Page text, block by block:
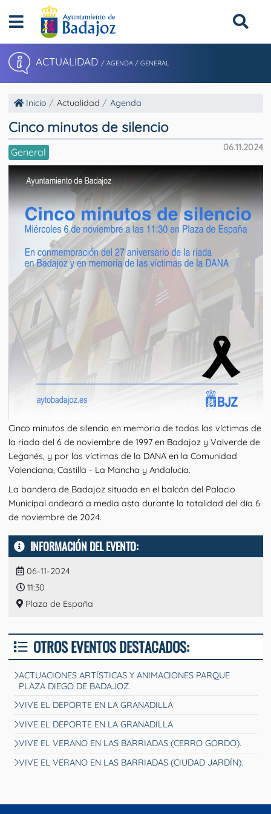
ACTUALIDAD / AGENDA / GENERAL
Inicio Actualidad Agenda
Cinco minutos de silencio
06.11.2024
General
Cinco minutos de silencio en memoria de todas las víctimas de
la riada del 6 de noviembre de 1997 en Badajoz y Valverde de
Leganés, y por las víctimas de la DANA en la Comunidad
Valenciana, Castilla - La Mancha y Andalucía.
La bandera de Badajoz situada en el balcón del Palacio
Municipal ondeará a media asta durante la totalidad del día 6
de noviembre de 2024.
INFORMACIÓN DEL EVENTO:
06-11-2024
11:30
Plaza de España
OTROS EVENTOS DESTACADOS:
ACTUACIONES ARTÍSTICAS Y ANIMACIONES PARQUE
PLAZA DIEGO DE BADAJOZ.
VIVE EL DEPORTE EN LA GRANADILLA
VIVE EL DEPORTE EN LA GRANADILLA
VIVE EL VERANO EN LAS BARRIADAS (CERRO GORDO).
VIVE EL VERANO EN LAS BARRIADAS (CIUDAD JARDÍN).